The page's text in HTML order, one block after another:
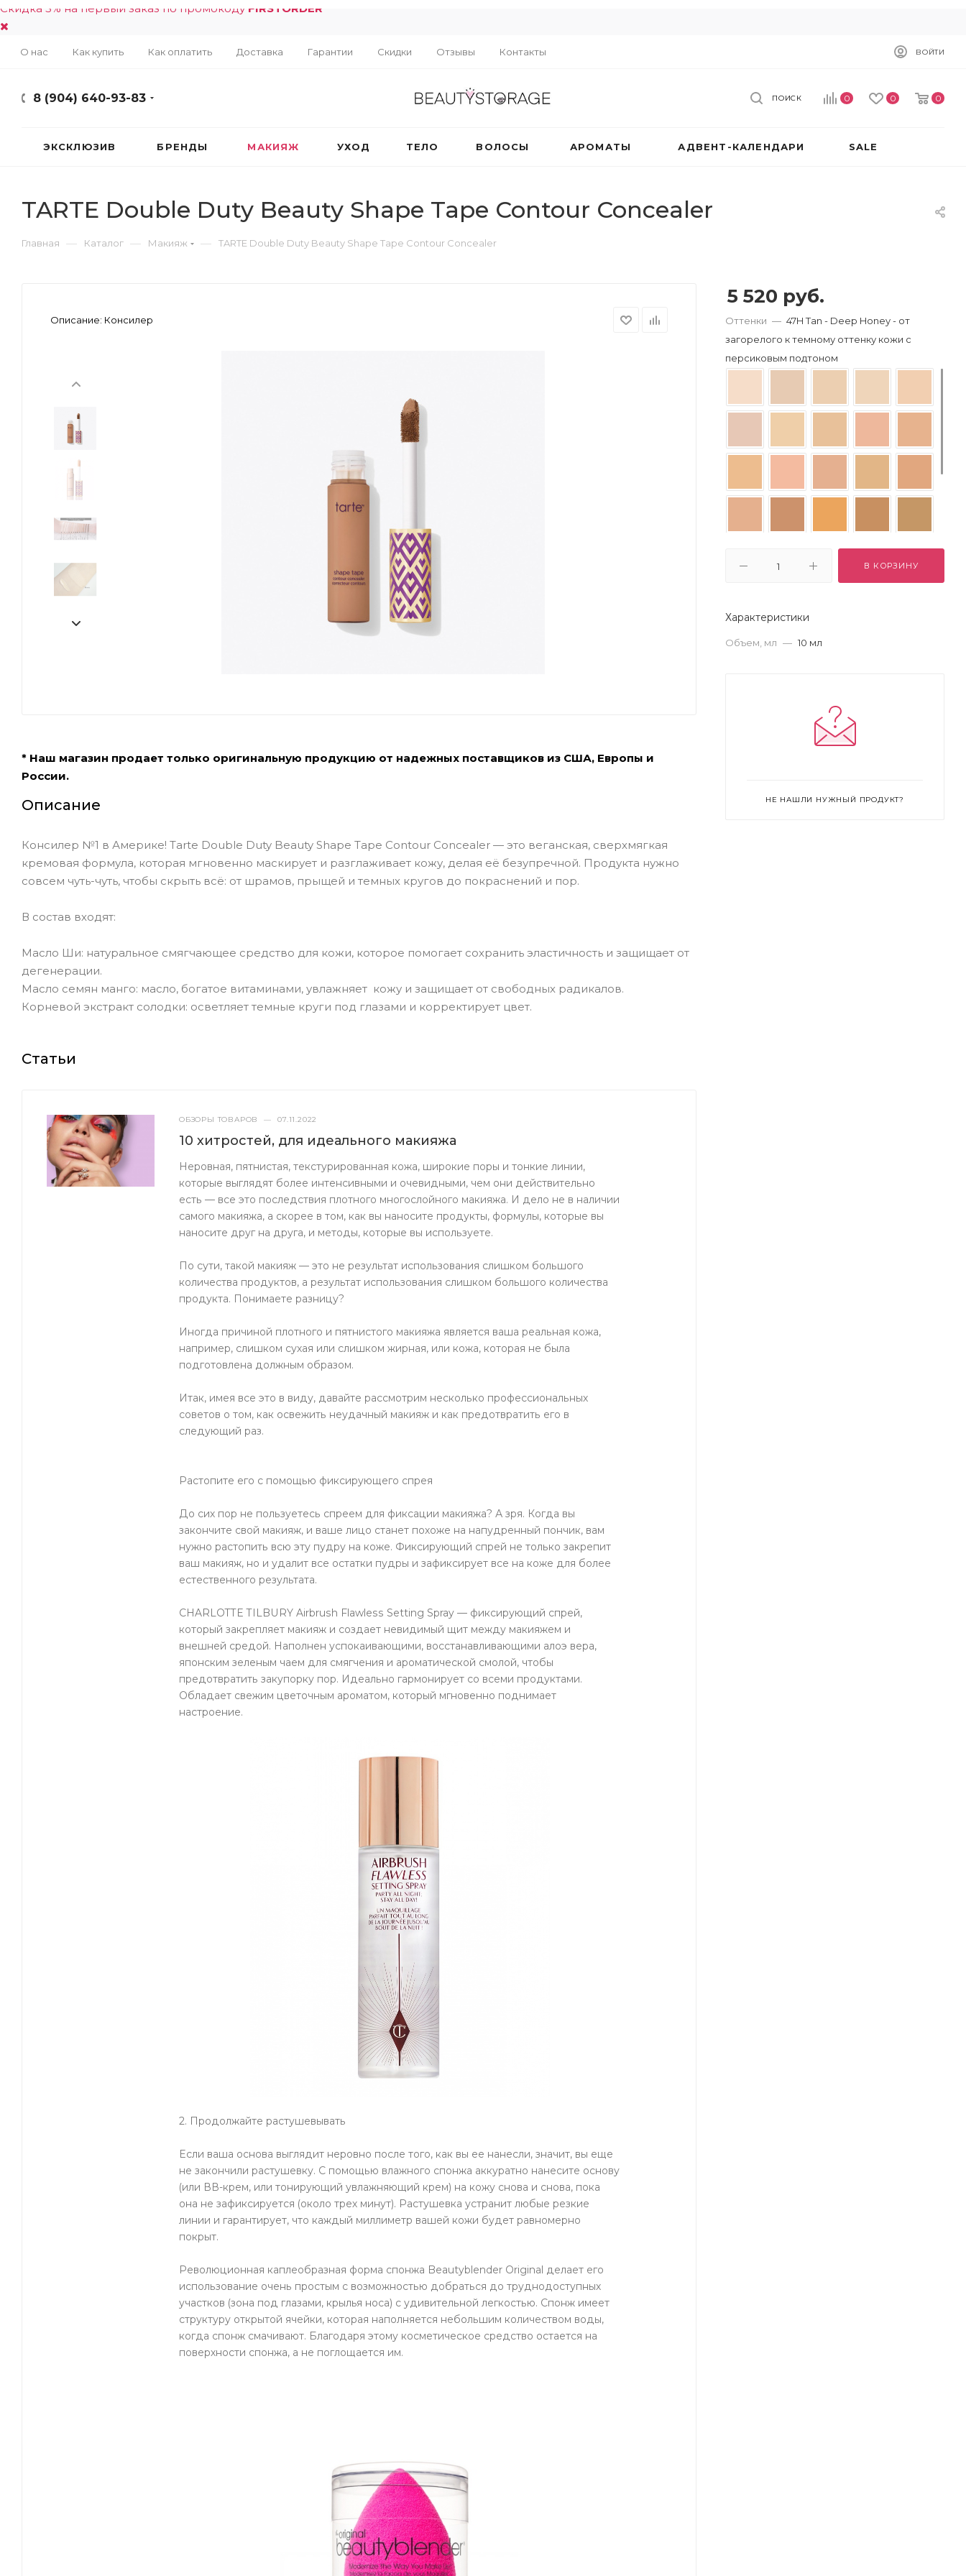
Скидка 5% на первый заказ по промокоду FIRSTORDER
О нас Как купить Как оплатить Доставка Гарантии Скидки Отзывы Контакты ВОЙТИ
8 (904) 640-93-83 0 0 0
ПОИСК
ЭКСКЛЮЗИВ БРЕНДЫ МАКИЯЖ УХОД ТЕЛО ВОЛОСЫ АРОМАТЫ АДВЕНТ-КАЛЕНДАРИ SALE
TARTE Double Duty Beauty Shape Tape Contour Concealer
Главная — Каталог — Макияж — TARTE Double Duty Beauty Shape Tape Contour Concealer
Описание: Консилер
* Наш магазин продает только оригинальную продукцию от надежных поставщиков из США, Европы и
России.
Описание
Консилер №1 в Америке! Tarte Double Duty Beauty Shape Tape Contour Concealer — это веганская, сверхмягкая
кремовая формула, которая мгновенно маскирует и разглаживает кожу, делая её безупречной. Продукта нужно
совсем чуть-чуть, чтобы скрыть всё: от шрамов, прыщей и темных кругов до покраснений и пор.
В состав входят:
Масло Ши: натуральное смягчающее средство для кожи, которое помогает сохранить эластичность и защищает от
дегенерации.
Масло семян манго: масло, богатое витаминами, увлажняет кожу и защищает от свободных радикалов.
Корневой экстракт солодки: осветляет темные круги под глазами и корректирует цвет.
Статьи
ОБЗОРЫ ТОВАРОВ — 07.11.2022
10 хитростей, для идеального макияжа
Неровная, пятнистая, текстурированная кожа, широкие поры и тонкие линии,
которые выглядят более интенсивными и очевидными, чем они действительно
есть — все это последствия плотного многослойного макияжа. И дело не в наличии
самого макияжа, а скорее в том, как вы наносите продукты, формулы, которые вы
наносите друг на друга, и методы, которые вы используете.
По сути, такой макияж — это не результат использования слишком большого
количества продуктов, а результат использования слишком большого количества
продукта. Понимаете разницу?
Иногда причиной плотного и пятнистого макияжа является ваша реальная кожа,
например, слишком сухая или слишком жирная, или кожа, которая не была
подготовлена ​​должным образом.
Итак, имея все это в виду, давайте рассмотрим несколько профессиональных
советов о том, как освежить неудачный макияж и как предотвратить его в
следующий раз.
Растопите его с помощью фиксирующего спрея
До сих пор не пользуетесь спреем для фиксации макияжа? А зря. Когда вы
закончите свой макияж, и ваше лицо станет похоже на напудренный пончик, вам
нужно растопить всю эту пудру на коже. Фиксирующий спрей не только закрепит
ваш макияж, но и удалит все остатки пудры и зафиксирует все на коже для более
естественного результата.
CHARLOTTE TILBURY Airbrush Flawless Setting Spray — фиксирующий спрей,
который закрепляет макияж и создает невидимый щит между макияжем и
внешней средой. Наполнен успокаивающими, восстанавливающими алоэ вера,
японским зеленым чаем для смягчения и ароматической смолой, чтобы
предотвратить закупорку пор. Идеально гармонирует со всеми продуктами.
Обладает свежим цветочным ароматом, который мгновенно поднимает
настроение.
2. Продолжайте растушевывать
Если ваша основа выглядит неровно после того, как вы ее нанесли, значит, вы еще
не закончили растушевку. С помощью влажного спонжа аккуратно нанесите основу
(или ВВ-крем, или тонирующий увлажняющий крем) на кожу снова и снова, пока
она не зафиксируется (около трех минут). Растушевка устранит любые резкие
линии и гарантирует, что каждый миллиметр вашей кожи будет равномерно
покрыт.
Революционная каплеобразная форма спонжа Beautyblender Original делает его
использование очень простым с возможностью добраться до труднодоступных
участков (зона под глазами, крылья носа) с удивительной легкостью. Cпонж имеет
структуру открытой ячейки, которая наполняется небольшим количеством воды,
когда спонж смачивают. Благодаря этому косметическое средство остается на
поверхности спонжа, а не поглощается им.
5 520 руб.
Оттенки — 47H Tan - Deep Honey - от
загорелого к темному оттенку кожи с
персиковым подтоном
В КОРЗИНУ
Характеристики
Объем, мл — 10 мл
НЕ НАШЛИ НУЖНЫЙ ПРОДУКТ?